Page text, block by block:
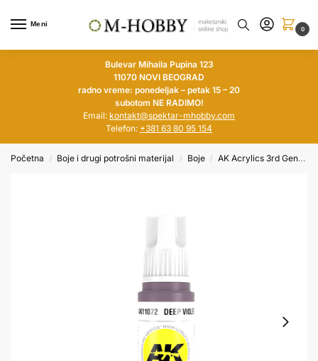
Meni
0
Bulevar Mihaila Pupina 123
11070 NOVI BEOGRAD
radno vreme: ponedeljak – petak 15 – 20
subotom NE RADIMO!
Email: kontakt@spektar-mhobby.com
Telefon: +381 63 80 95 154
Početna / Boje i drugi potrošni materijal / Boje / AK Acrylics 3rd Generation